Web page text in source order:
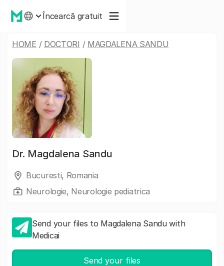
Încearcă gratuit
HOME / DOCTORI / MAGDALENA SANDU
Dr. Magdalena Sandu
Bucuresti, Romania
Neurologie, Neurologie pediatrica
Send your files to Magdalena Sandu with
Medicai
Send your files